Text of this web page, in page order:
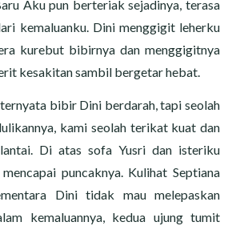
Aku pun berteriak sejadinya, terasa
kemaluanku. Dini menggigit leherku
kurebut bibirnya dan menggigitnya
kesakitan sambil bergetar hebat.
bibir Dini berdarah, tapi seolah
kami seolah terikat kuat dan
Di atas sofa Yusri dan isteriku
puncaknya. Kulihat Septiana
Dini tidak mau melepaskan
kemaluannya, kedua ujung tumit